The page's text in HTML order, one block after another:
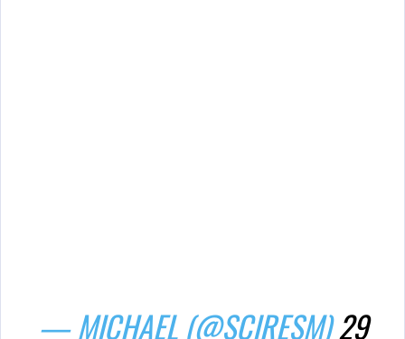
— MICHAEL (@SCIRESM)29